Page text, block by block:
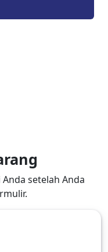
setelah Anda